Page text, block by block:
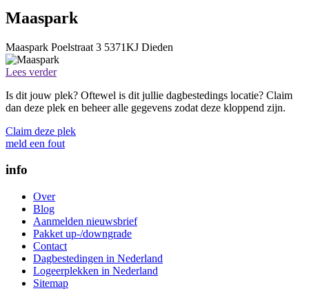
Maaspark
Maaspark Poelstraat 3 5371KJ Dieden
Lees verder
Is dit jouw plek? Oftewel is dit jullie dagbestedings locatie? Claim
dan deze plek en beheer alle gegevens zodat deze kloppend zijn.
Claim deze plek
meld een fout
info
Over
Blog
Aanmelden nieuwsbrief
Pakket up-/downgrade
Contact
Dagbestedingen in Nederland
Logeerplekken in Nederland
Sitemap